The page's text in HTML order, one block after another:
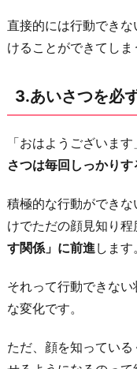
わ
り
直接的には行動でき
けることができてしま
3.あいさつを必
「おはようございま
さつは毎回しっかりす
積極的な行動ができ
けでただの顔見知り程
す関係」に前進します。
それって行動できな
な変化です。
ただ、顔を知ってい